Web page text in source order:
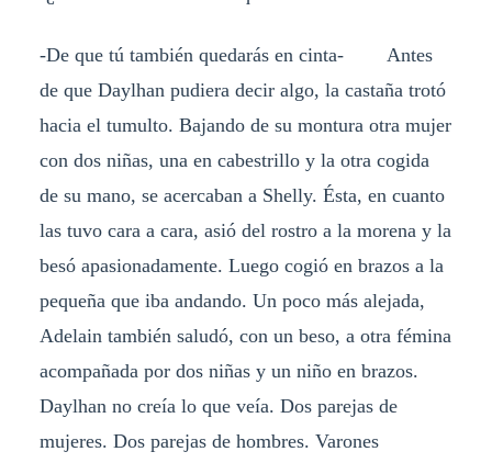
-De que tú también quedarás en cinta- Antes
de que Daylhan pudiera decir algo, la castaña trotó
hacia el tumulto. Bajando de su montura otra mujer
con dos niñas, una en cabestrillo y la otra cogida
de su mano, se acercaban a Shelly. Ésta, en cuanto
las tuvo cara a cara, asió del rostro a la morena y la
besó apasionadamente. Luego cogió en brazos a la
pequeña que iba andando. Un poco más alejada,
Adelain también saludó, con un beso, a otra fémina
acompañada por dos niñas y un niño en brazos.
Daylhan no creía lo que veía. Dos parejas de
mujeres. Dos parejas de hombres. Varones